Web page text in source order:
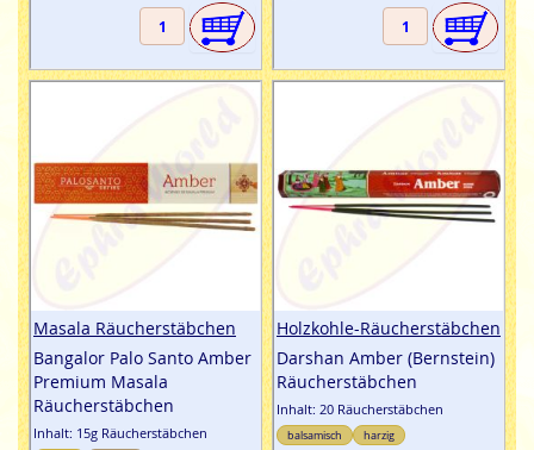
Masala Räucherstäbchen
Bangalor Palo Santo Amber
Premium Masala
Räucherstäbchen
Inhalt: 15g Räucherstäbchen
Holzkohle-Räucherstäbchen
Darshan Amber (Bernstein)
Räucherstäbchen
Inhalt: 20 Räucherstäbchen
balsamisch harzig